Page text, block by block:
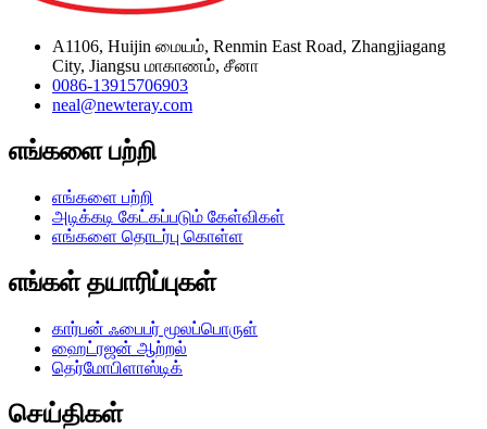
A1106, Huijin மையம், Renmin East Road, Zhangjiagang
City, Jiangsu மாகாணம், சீனா
0086-13915706903
neal@newteray.com
எங்களை பற்றி
எங்களை பற்றி
அடிக்கடி கேட்கப்படும் கேள்விகள்
எங்களை தொடர்பு கொள்ள
எங்கள் தயாரிப்புகள்
கார்பன் ஃபைபர் மூலப்பொருள்
ஹைட்ரஜன் ஆற்றல்
தெர்மோபிளாஸ்டிக்
செய்திகள்